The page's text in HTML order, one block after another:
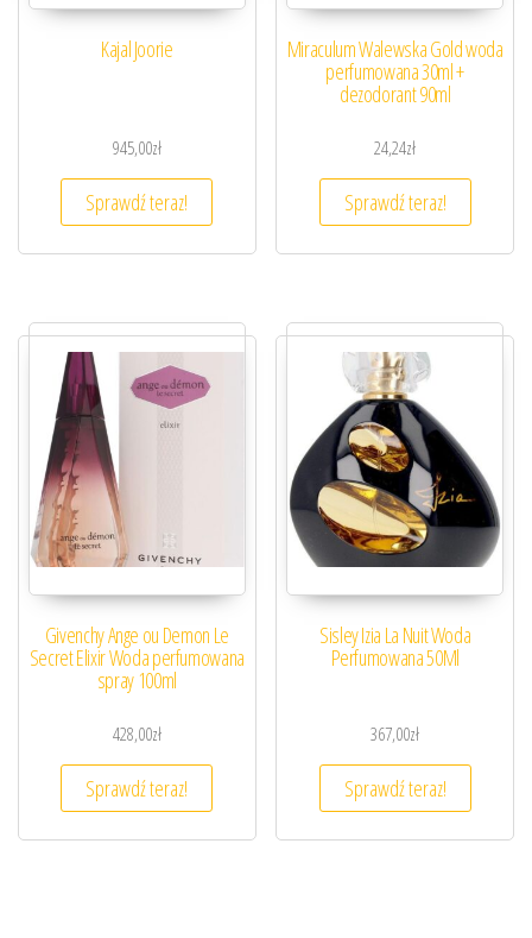
Kajal Joorie
945,00zł
Sprawdź teraz!
Miraculum Walewska Gold woda
perfumowana 30ml +
dezodorant 90ml
24,24zł
Sprawdź teraz!
Givenchy Ange ou Demon Le
Secret Elixir Woda perfumowana
spray 100ml
428,00zł
Sprawdź teraz!
Sisley Izia La Nuit Woda
Perfumowana 50Ml
367,00zł
Sprawdź teraz!